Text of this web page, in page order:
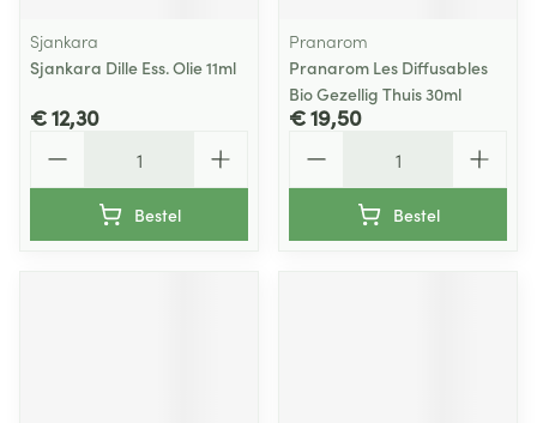
Sjankara
Sjankara Dille Ess. Olie 11ml
€ 12,30
Bestel
Pranarom
Pranarom Les Diffusables
Bio Gezellig Thuis 30ml
€ 19,50
Bestel